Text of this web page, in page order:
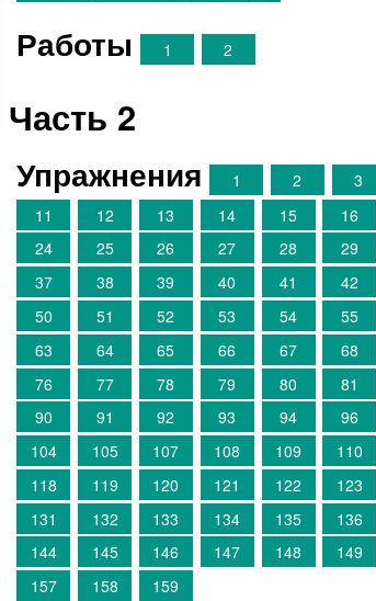
Работы 1 2
Часть 2
Упражнения 1 2 3
11
12 13 14 15 16
24
25 26 27 28 29
37
38 39 40 41 42
50
51 52 53 54 55
63
64 65 66 67 68
76
77 78 79 80 81
90
91 92 93 94 96
104
105 107 108 109 110
118
119 120 121 122 123
131
132 133 134 135 136
144
145 146 147 148 149
157
158 159